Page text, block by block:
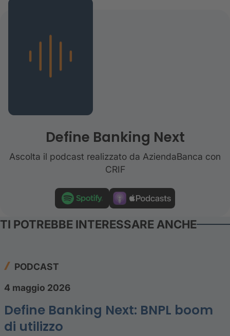
Define Banking Next
Ascolta il podcast realizzato da AziendaBanca con
CRIF
TI POTREBBE INTERESSARE ANCHE
PODCAST
4 maggio 2026
Define Banking Next: BNPL boom
di utilizzo